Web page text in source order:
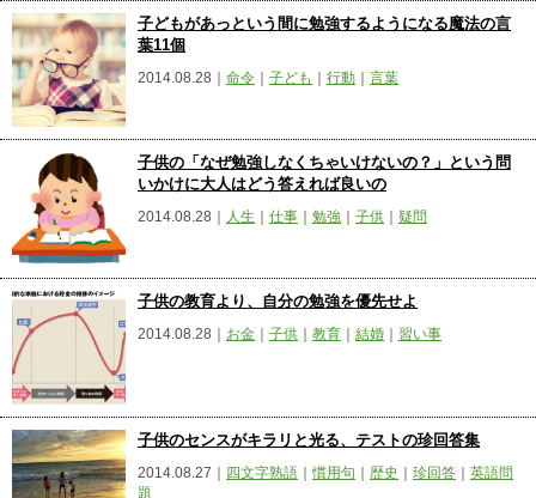
子どもがあっという間に勉強するようになる魔法の言
葉11個
2014.08.28｜ 命令 子ども 行動 言葉
子供の「なぜ勉強しなくちゃいけないの？」という問
いかけに大人はどう答えれば良いの
2014.08.28｜ 人生 仕事 勉強 子供 疑問
子供の教育より、自分の勉強を優先せよ
2014.08.28｜ お金 子供 教育 結婚 習い事
子供のセンスがキラリと光る、テストの珍回答集
2014.08.27｜ 四文字熟語 ｜慣用句 歴史 珍回答
英語問
題